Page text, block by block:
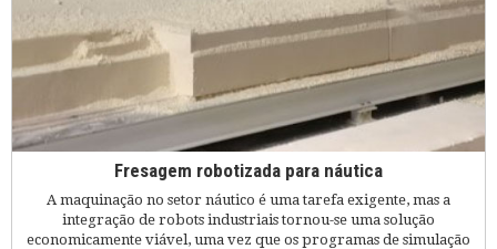
Fresagem robotizada para náutica
A maquinação no setor náutico é uma tarefa exigente, mas a
integração de robots industriais tornou-se uma solução
economicamente viável, uma vez que os programas de simulação